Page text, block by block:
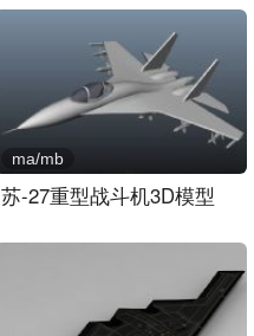
苏-27重型战斗机3D模型
ma/mb